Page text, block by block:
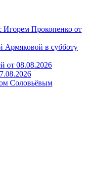
Игорем Прокопенко от
Армяковой в субботу
от 08.08.2026
Соловьёвым